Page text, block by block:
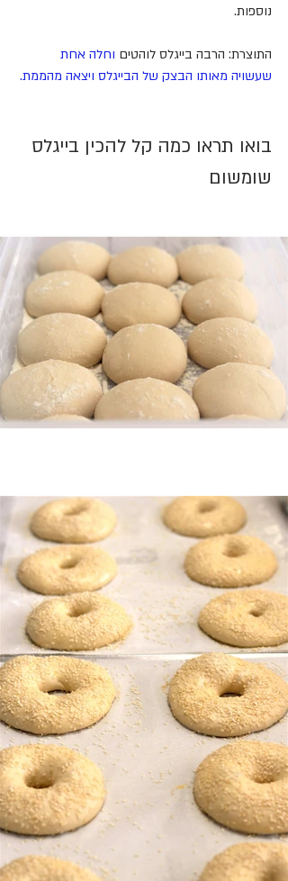
נוספות.
התוצרת: הרבה בייגלס לוהטים וחלה אחת
שעשויה מאותו הבצק של הבייגלס ויצאה מהממת.
בואו תראו כמה קל להכין בייגלס
שומשום